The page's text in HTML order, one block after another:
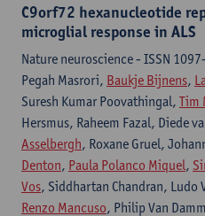
C9orf72 hexanucleotide
microglial response in ALS
Nature neuroscience - ISSN
Pegah Masrori, Baukje Bijnens,
Suresh Kumar Poovathingal, Tim
Hersmus, Raheem Fazal, Diede
Asselbergh, Roxane Gruel,
Denton, Paula Polanco Miquel,
Vos, Siddhartan Chandran, Ludo
Renzo Mancuso, Philip Van